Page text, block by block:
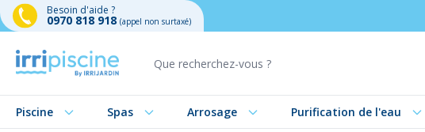
Besoin d'aide ?
0970 818 918 (appel non surtaxé)
Piscine Spas Arrosage Purification de l'eau